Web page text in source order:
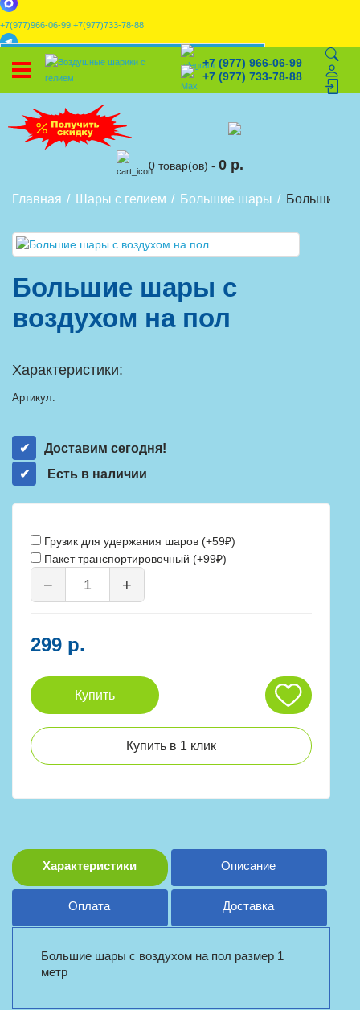
+7(977)966-06-99 +7(977)733-78-88
🎈 Конструктор
x УСТАНОВИТЕ НАШЕ ПРИЛОЖЕНИЕ!+7 (977) 966-06-99
+7 (977) 733-78-88
0 товар(ов) - 0 р.
Главная Шары с гелием Большие шары Большие
Большие шары с
воздухом на пол
Характеристики:
Артикул:
Доставим сегодня!
Есть в наличии
Грузик для удержания шаров (+59₽)
Пакет транспортировочный (+99₽)
− +
299 р.
Купить
Купить в 1 клик
Характеристики Описание
Оплата Доставка
Большие шары с воздухом на пол размер 1
метр